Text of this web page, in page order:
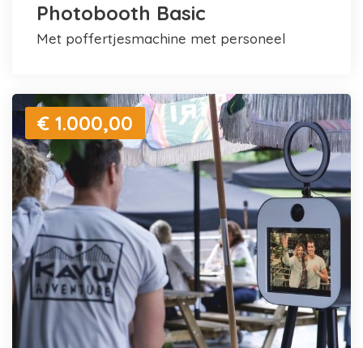
Photobooth Basic
met poffertjesmachine met personeel
€ 1.000,00